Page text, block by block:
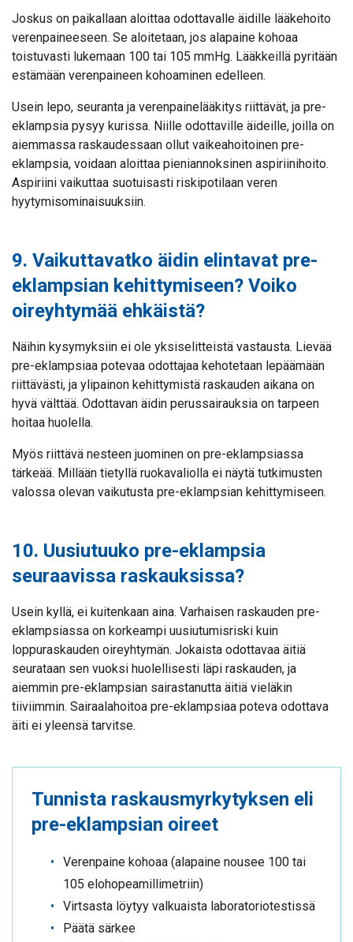
Joskus on paikallaan aloittaa odottavalle äidille lääkehoito
verenpaineeseen. Se aloitetaan, jos alapaine kohoaa
toistuvasti lukemaan 100 tai 105 mmHg. Lääkkeillä pyritään
estämään verenpaineen kohoaminen edelleen.
Usein lepo, seuranta ja verenpainelääkitys riittävät, ja pre-
eklampsia pysyy kurissa. Niille odottaville äideille, joilla on
aiemmassa raskaudessaan ollut vaikeahoitoinen pre-
eklampsia, voidaan aloittaa pieniannoksinen aspiriinihoito.
Aspiriini vaikuttaa suotuisasti riskipotilaan veren
hyytymisominaisuuksiin.
9. Vaikuttavatko äidin elintavat pre-
eklampsian kehittymiseen? Voiko
oireyhtymää ehkäistä?
Näihin kysymyksiin ei ole yksiselitteistä vastausta. Lievää
pre-eklampsiaa potevaa odottajaa kehotetaan lepäämään
riittävästi, ja ylipainon kehittymistä raskauden aikana on
hyvä välttää. Odottavan äidin perussairauksia on tarpeen
hoitaa huolella.
Myös riittävä nesteen juominen on pre-eklampsiassa
tärkeää. Millään tietyllä ruokavaliolla ei näytä tutkimusten
valossa olevan vaikutusta pre-eklampsian kehittymiseen.
10. Uusiutuuko pre-eklampsia
seuraavissa raskauksissa?
Usein kyllä, ei kuitenkaan aina. Varhaisen raskauden pre-
eklampsiassa on korkeampi uusiutumisriski kuin
loppuraskauden oireyhtymän. Jokaista odottavaa äitiä
seurataan sen vuoksi huolellisesti läpi raskauden, ja
aiemmin pre-eklampsian sairastanutta äitiä vieläkin
tiiviimmin. Sairaalahoitoa pre-eklampsiaa poteva odottava
äiti ei yleensä tarvitse.
Tunnista raskausmyrkytyksen eli
pre-eklampsian oireet
Verenpaine kohoaa (alapaine nousee 100 tai
105 elohopeamillimetriin)
Virtsasta löytyy valkuaista laboratoriotestissä
Päätä särkee